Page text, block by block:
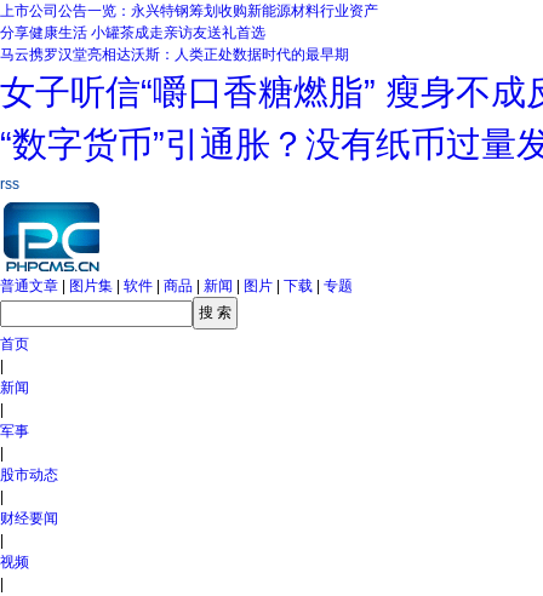
上市公司公告一览：永兴特钢筹划收购新能源材料行业资产
分享健康生活 小罐茶成走亲访友送礼首选
马云携罗汉堂亮相达沃斯：人类正处数据时代的最早期
女子听信“嚼口香糖燃脂” 瘦身不成
“数字货币”引通胀？没有纸币过量
rss
普通文章 图片集 软件 商品 新闻 图片 下载 专题
首页
新闻
军事
股市动态
财经要闻
视频